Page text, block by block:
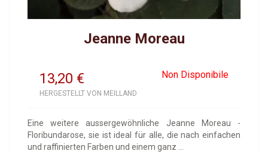
Jeanne Moreau
13,20 Non Disponibile
€
HERGESTELLT VON MEILLAND
Eine weitere aussergewöhnliche Jeanne Moreau -
Floribundarose, sie ist ideal für alle, die nach einfachen
und raffinierten Farben und einem ganz ...